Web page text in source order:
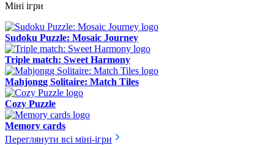
Міні ігри
Sudoku Puzzle: Mosaic Journey
Triple match: Sweet Harmony
Mahjongg Solitaire: Match Tiles
Cozy Puzzle
Memory cards
Переглянути всі міні-ігри